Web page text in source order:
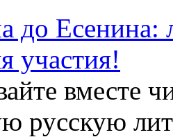
Есенина:
участия!
вместе
русскую